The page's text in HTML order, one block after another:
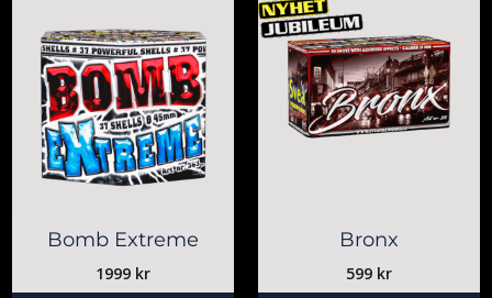
Bomb Extreme
1999 kr
Bronx
599 kr